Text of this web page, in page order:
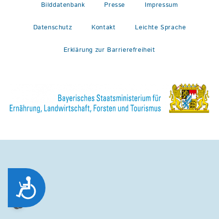
Zug&auml;nglichkeit
Bilddatenbank Presse Impressum
Datenschutz Kontakt Leichte Sprache
Erklärung zur Barrierefreiheit